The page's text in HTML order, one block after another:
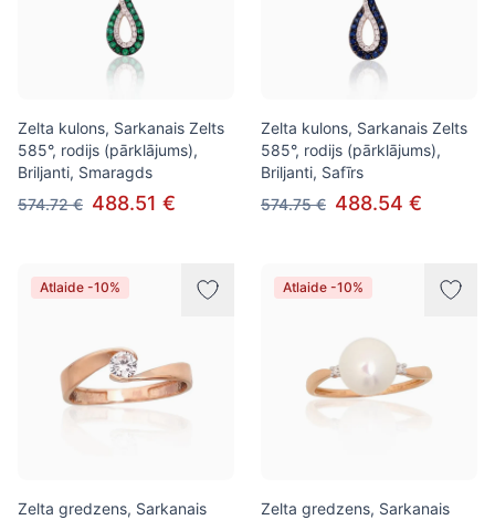
Zelta kulons, Sarkanais Zelts
585°, rodijs (pārklājums),
Briljanti, Smaragds
574.72 € 488.51 €
Zelta kulons, Sarkanais Zelts
585°, rodijs (pārklājums),
Briljanti, Safīrs
574.75 € 488.54 €
Atlaide -10%
Zelta gredzens, Sarkanais
Atlaide -10%
Zelta gredzens, Sarkanais